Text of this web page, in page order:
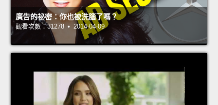
廣告的祕密：你也被洗腦了嗎？
觀看次數：31278 • 2014-04-09